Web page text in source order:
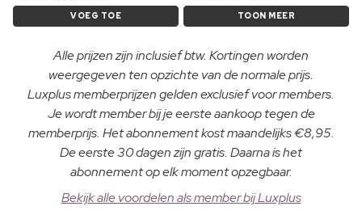
VOEG TOE TOON MEER
Alle prijzen zijn inclusief btw. Kortingen worden
weergegeven ten opzichte van de normale prijs.
Luxplus memberprijzen gelden exclusief voor members.
Je wordt member bij je eerste aankoop tegen de
memberprijs. Het abonnement kost maandelijks €8,95.
De eerste 30 dagen zijn gratis. Daarna is het
abonnement op elk moment opzegbaar.
Bekijk alle voordelen als member bij Luxplus